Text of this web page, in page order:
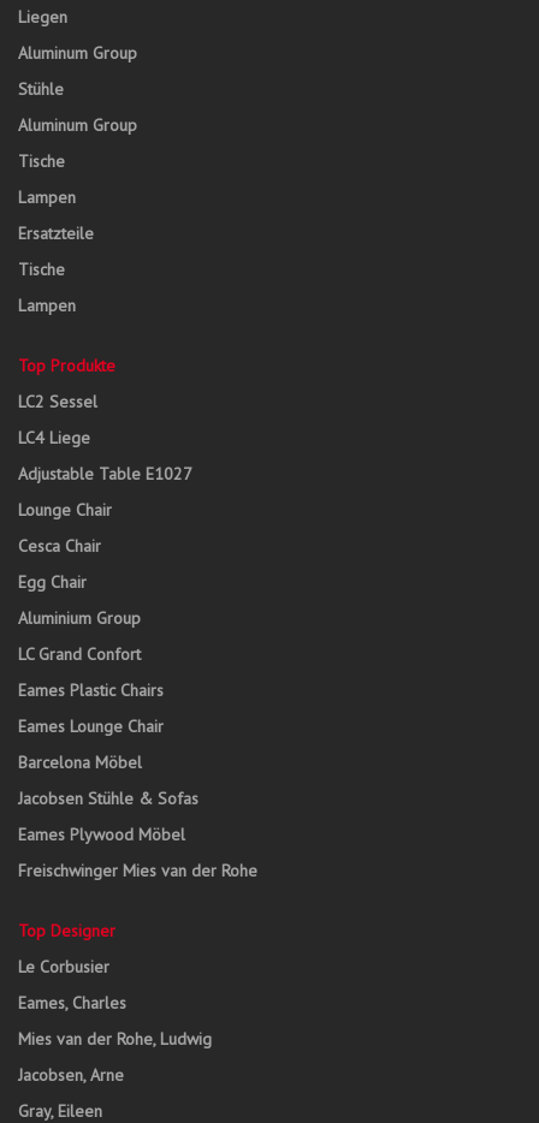
Liegen
Aluminum Group
Stühle
Aluminum Group
Tische
Lampen
Ersatzteile
Tische
Lampen
Top Produkte
LC2 Sessel
LC4 Liege
Adjustable Table E1027
Lounge Chair
Cesca Chair
Egg Chair
Aluminium Group
LC Grand Confort
Eames Plastic Chairs
Eames Lounge Chair
Barcelona Möbel
Jacobsen Stühle & Sofas
Eames Plywood Möbel
Freischwinger Mies van der Rohe
Top Designer
Le Corbusier
Eames, Charles
Mies van der Rohe, Ludwig
Jacobsen, Arne
Gray, Eileen